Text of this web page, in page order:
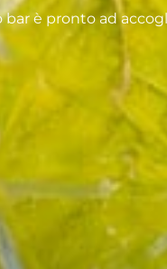
bar è pronto ad